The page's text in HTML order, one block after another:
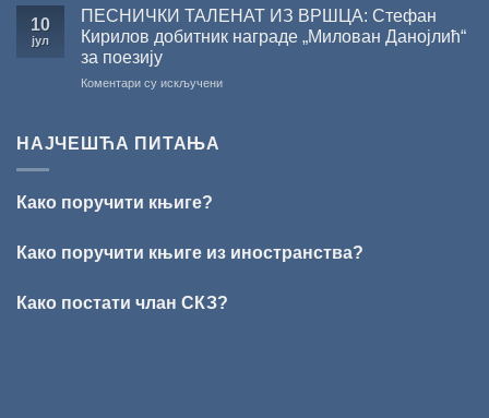
Сали
одржано
уручење
10
јул
ПЕСНИЧКИ ТАЛЕНАТ ИЗ ВРШЦА: Стефан
Кирилов добитник награде „Милован Данојлић“
за поезију
Коментари су искљученина
„Милован
поезију
НАЈЧЕШЋА ПИТАЊА
Како поручити књиге?
Како поручити књиге из иностранства?
Како постати члан СКЗ?